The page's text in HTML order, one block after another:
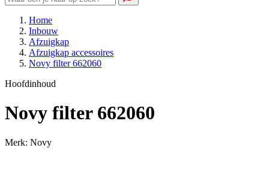
Home
Inbouw
Afzuigkap
Afzuigkap accessoires
Novy filter 662060
Hoofdinhoud
Novy filter 662060
Merk: Novy